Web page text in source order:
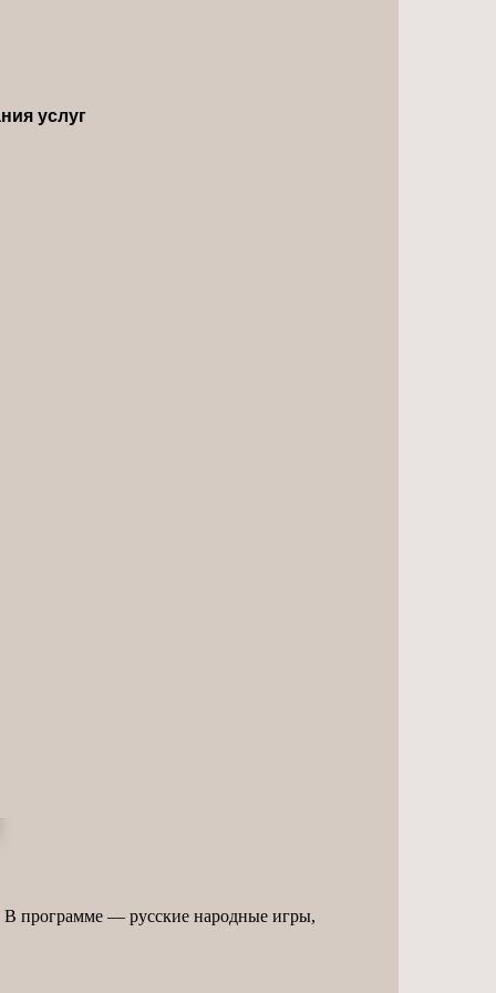
услуг
программе — русские народные игры,